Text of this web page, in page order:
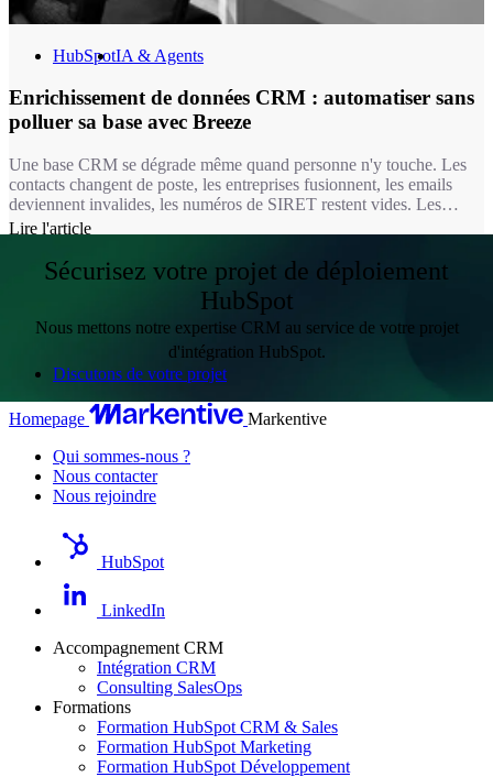
HubSpotIA & Agents
Enrichissement de données CRM : automatiser sans
polluer sa base avec Breeze
Une base CRM se dégrade même quand personne n'y touche. Les
contacts changent de poste, les entreprises fusionnent, les emails
deviennent invalides, les numéros de SIRET restent vides. Les
études de référence chiffrent cette érosion à environ 2,1 % par mois,
MarketingSherpa, reprise par la simulation Database Decay de
HubSpot). Pendant ce temps, vos équipes segmentent, scorent et
routent des leads sur des champs faux ou vides.
Lire l'article
Sécurisez votre projet de déploiement
HubSpot
Nous mettons notre expertise CRM au service de votre projet
d'intégration HubSpot.
Discutons de votre projet
Homepage
Markentive
Qui sommes-nous ?
Nous contacter
Nous rejoindre
HubSpot
LinkedIn
Accompagnement CRM
Intégration CRM
Consulting SalesOps
Formations
Formation HubSpot CRM & Sales
Formation HubSpot Marketing
Formation HubSpot Développement